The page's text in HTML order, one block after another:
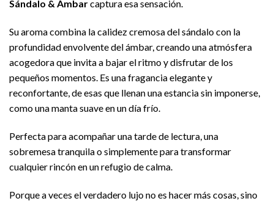
Sándalo & Ámbarcaptura esa sensación.
Su aroma combina la calidez cremosa del sándalo con la
profundidad envolvente del ámbar, creando una atmósfera
acogedora que invita a bajar el ritmo y disfrutar de los
pequeños momentos. Es una fragancia elegante y
reconfortante, de esas que llenan una estancia sin imponerse,
como una manta suave en un día frío.
Perfecta para acompañar una tarde de lectura, una
sobremesa tranquila o simplemente para transformar
cualquier rincón en un refugio de calma.
Porque a veces el verdadero lujo no es hacer más cosas, sino